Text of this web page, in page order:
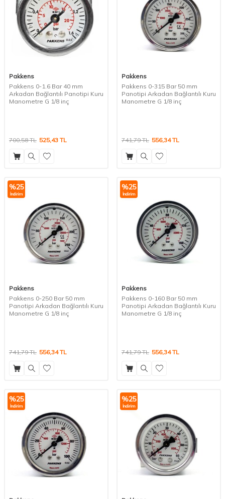
Pakkens
Pakkens 0-1.6 Bar 40 mm
Arkadan Bağlantılı Panotipi Kuru
Manometre G 1/8 inç
700,58TL 525,43 TL
Pakkens
Pakkens 0-315 Bar 50 mm
Panotipi Arkadan Bağlantılı Kuru
Manometre G 1/8 inç
741,79TL 556,34TL
%25
İndirim
Pakkens
Pakkens 0-250 Bar 50 mm
Panotipi Arkadan Bağlantılı Kuru
Manometre G 1/8 inç
741,79TL 556,34TL
%25
İndirim
Pakkens
Pakkens 0-160 Bar 50 mm
Panotipi Arkadan Bağlantılı Kuru
Manometre G 1/8 inç
741,79TL 556,34TL
%25
İndirim
%25
İndirim